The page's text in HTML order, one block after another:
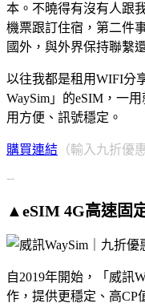
本。不曉得有沒有人跟
機票跟訂住宿，第二件
國外，與外界保持聯繫
以往我都是租用WIFI分
WaySim」的eSIM，一
用方便、訊號穩定。
購買連結 （輸入九折優
--
▲eSIM 4G高速固
自2019年開始，「威訊
作，提供更穩定、高CP